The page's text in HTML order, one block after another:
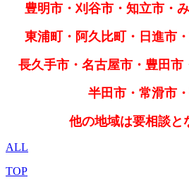
豊明市・刈谷市・知立市・
東浦町・阿久比町・日進市
長久手市・名古屋市・豊田市
半田市・常滑市
他の地域は要相談と
ALL
TOP